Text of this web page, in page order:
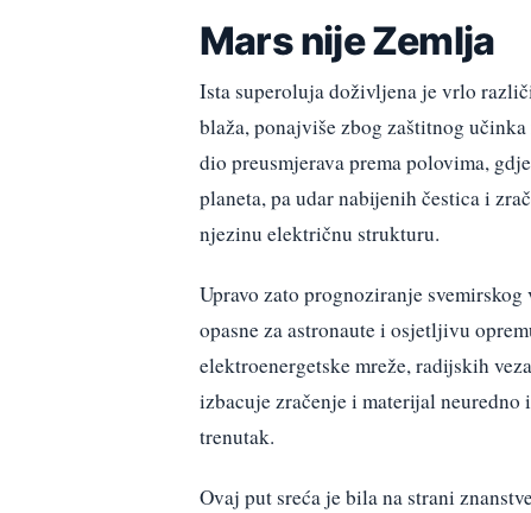
Mars nije Zemlja
Ista superoluja doživljena je vrlo
blaža, ponajviše zbog zaštitnog
dio preusmjerava prema polovima,
planeta, pa udar nabijenih čestica i
njezinu električnu strukturu.
Upravo zato prognoziranje
opasne za astronaute i osjetljivu
elektroenergetske mreže, radijskih
izbacuje zračenje i materijal neuredno
trenutak.
Ovaj put sreća je bila na strani